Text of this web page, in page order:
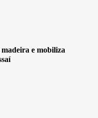
e mobiliza